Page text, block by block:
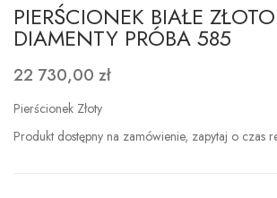
PIERŚCIONEK BIAŁE
DIAMENTY PRÓBA 585
22 730,00 zł
Pierścionek Złoty
Produkt dostępny na zamówienie, zapytaj o czas